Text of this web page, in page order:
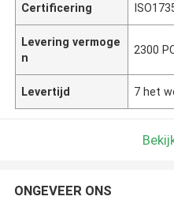
Certificering
Levering vermoge
n
2300
Levertijd 7 het
ONGEVEER ONS